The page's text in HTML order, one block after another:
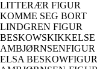
LITTERÆR FIGUR
KOMME SEG BORT
LINDGREN FIGUR
BESKOWSKIKKELSE
AMBJØRNSENFIGUR
ELSA BESKOWFIGUR